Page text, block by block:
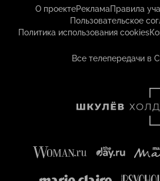
О проектеРекламаПравила
Пользовательское
Политика использования cookies
Все телепередачи в